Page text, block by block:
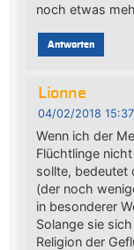
noch etwas
Antworten
Lionne
04/02/2018 15:37
Wenn ich der
Flüchtlinge
sollte, bedeutet
(der noch
in besonderer
Solange sie
Religion der